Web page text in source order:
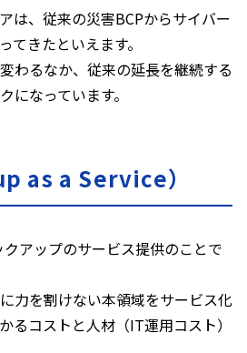
は、従来の災害BCPからサイバー
てきたといえます。
わるなか、従来の延長を継続する
になっています。
as a Service）
アップのサービス提供のことで
力を割けない本領域をサービス化
るコストと人材（IT運用コスト）